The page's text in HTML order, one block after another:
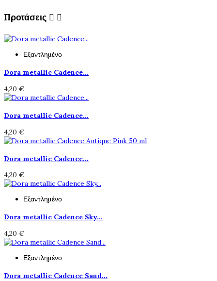
Προτάσεις  
Εξαντλημένο
Dora metallic Cadence...
4,20 €
Dora metallic Cadence...
4,20 €
Dora metallic Cadence...
4,20 €
Εξαντλημένο
Dora metallic Cadence Sky...
4,20 €
Εξαντλημένο
Dora metallic Cadence Sand...